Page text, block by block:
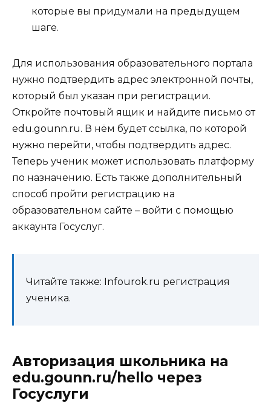
которые вы придумали на предыдущем
шаге.
Для использования образовательного портала
нужно подтвердить адрес электронной почты,
который был указан при регистрации.
Откройте почтовый ящик и найдите письмо от
edu.gounn.ru. В нём будет ссылка, по которой
нужно перейти, чтобы подтвердить адрес.
Теперь ученик может использовать платформу
по назначению. Есть также дополнительный
способ пройти регистрацию на
образовательном сайте – войти с помощью
аккаунта Госуслуг.
Читайте также: Infourok.ru регистрация
ученика.
Авторизация школьника на
edu.gounn.ru/hello через
Госуслуги